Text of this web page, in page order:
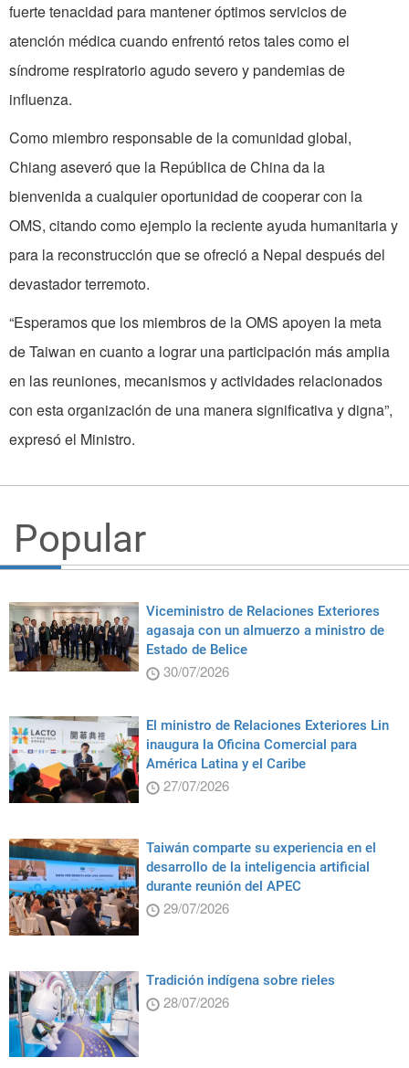
fuerte tenacidad para mantener óptimos servicios de
atención médica cuando enfrentó retos tales como el
síndrome respiratorio agudo severo y pandemias de
influenza.
Como miembro responsable de la comunidad global,
Chiang aseveró que la República de China da la
bienvenida a cualquier oportunidad de cooperar con la
OMS, citando como ejemplo la reciente ayuda humanitaria y
para la reconstrucción que se ofreció a Nepal después del
devastador terremoto.
“Esperamos que los miembros de la OMS apoyen la meta
de Taiwan en cuanto a lograr una participación más amplia
en las reuniones, mecanismos y actividades relacionados
con esta organización de una manera significativa y digna”,
expresó el Ministro.
Popular
Viceministro de Relaciones Exteriores
agasaja con un almuerzo a ministro de
Estado de Belice
30/07/2026
El ministro de Relaciones Exteriores Lin
inaugura la Oficina Comercial para
América Latina y el Caribe
27/07/2026
Taiwán comparte su experiencia en el
desarrollo de la inteligencia artificial
durante reunión del APEC
29/07/2026
Tradición indígena sobre rieles
28/07/2026